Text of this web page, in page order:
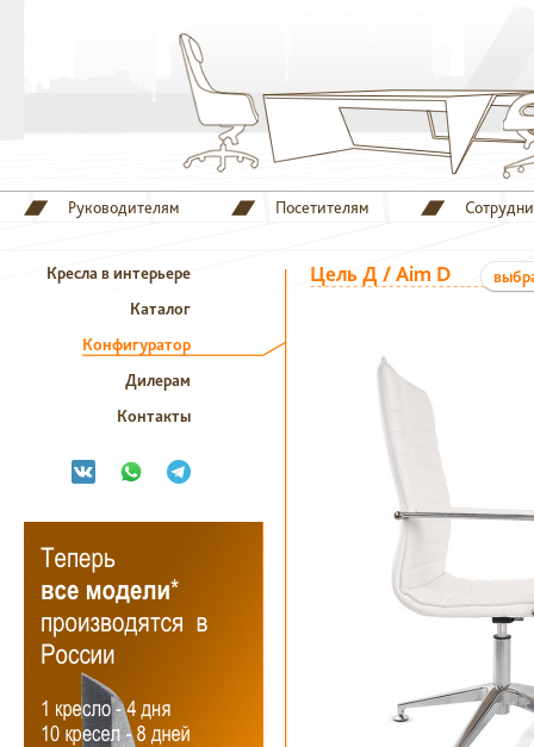
Руководителям Посетителям
Кресла в интерьере
Каталог
Конфигуратор
Дилерам
Контакты
Цель Д / Aim D